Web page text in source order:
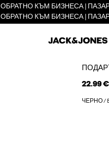
ОБРАТНО КЪМ БИЗНЕСА |
ОБРАТНО КЪМ БИЗНЕСА |
22.99 €
ЧЕРНО /